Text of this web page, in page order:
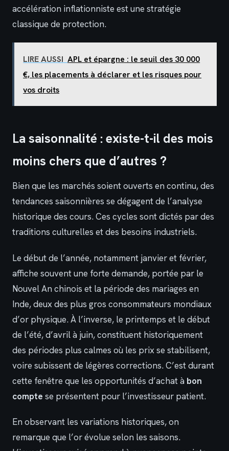
accélération inflationniste est une stratégie
classique de protection.
LIRE AUSSI APL et épargne : le seuil des 30 000
€, les placements à déclarer et les risques pour
vos droits
La saisonnalité : existe-t-il des mois
moins chers que d’autres ?
Bien que les marchés soient ouverts en continu, des
tendances saisonnières se dégagent de l’analyse
historique des cours. Ces cycles sont dictés par des
traditions culturelles et des besoins industriels.
Le début de l’année, notamment janvier et février,
affiche souvent une forte demande, portée par le
Nouvel An chinois et la période des mariages en
Inde, deux des plus gros consommateurs mondiaux
d’or physique. À l’inverse, le printemps et le début
de l’été, d’avril à juin, constituent historiquement
des périodes plus calmes où les prix se stabilisent,
voire subissent de légères corrections. C’est durant
cette fenêtre que les opportunités d’achat à bon
compte se présentent pour l’investisseur patient.
En observant les variations historiques, on
remarque que l’or évolue selon les saisons.